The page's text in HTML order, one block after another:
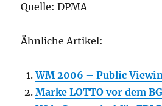
Quelle: DPMA
Ähnliche Artikel:
WM 2006 – Public
Marke LOTTO vor dem